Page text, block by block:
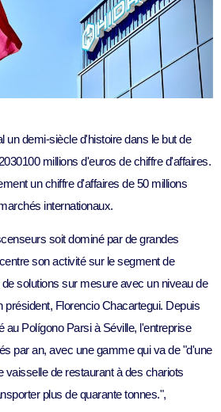
un demi-siècle d'histoire dans le but de
100 millions d'euros de chiffre d'affaires.
un chiffre d'affaires de 50 millions
internationaux.
soit dominé par de grandes
son activité sur le segment de
solutions sur mesure avec un niveau de
président, Florencio Chacartegui. Depuis
au Polígono Parsi à Séville, l'entreprise
par an, avec une gamme qui va de "d'une
vaisselle de restaurant à des chariots
plus de quarante tonnes.",